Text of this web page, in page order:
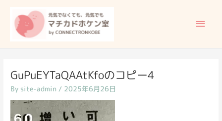
イ
ン
GuPuEYTaQAAtKfoのコピー4
By site-admin / 2025年6月26日